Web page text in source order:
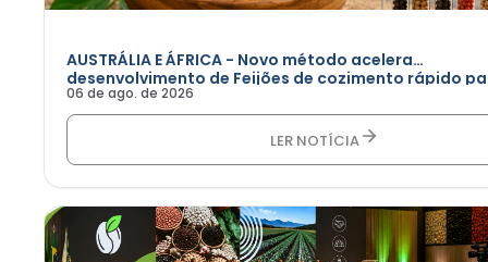
AUSTRÁLIA E ÁFRICA - Novo método acelera
desenvolvimento de Feijões de cozimento rápido
África
06 de ago. de 2026
LER NOTÍCIA